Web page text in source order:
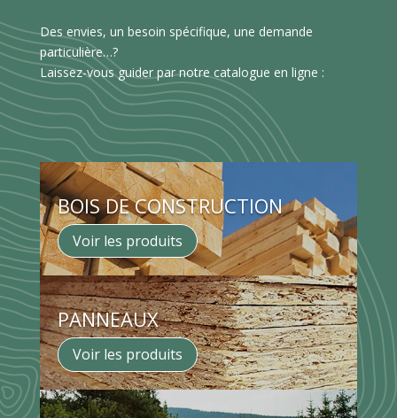
Des envies, un besoin spécifique, une demande
particulière…?
Laissez-vous guider par notre catalogue en ligne :
BOIS DE CONSTRUCTION
Voir les produits
PANNEAUX
Voir les produits